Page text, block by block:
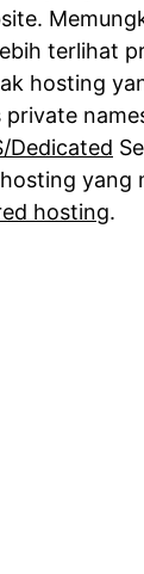
terlihat
hosting
Dedicated
yang
hosting.